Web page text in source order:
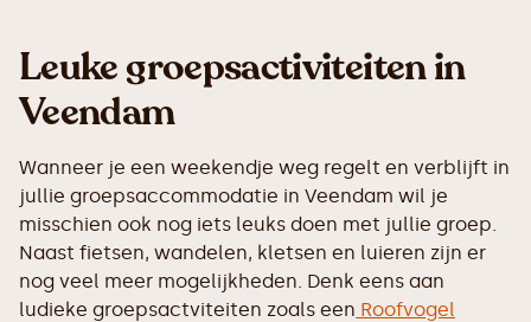
Leuke groepsactiviteiten in
Veendam
Wanneer je een weekendje weg regelt en verblijft in
jullie groepsaccommodatie in Veendam wil je
misschien ook nog iets leuks doen met jullie groep.
Naast fietsen, wandelen, kletsen en luieren zijn er
nog veel meer mogelijkheden. Denk eens aan
ludieke groepsactviteiten zoals een Roofvogel